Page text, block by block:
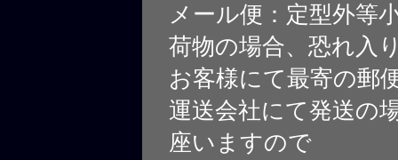
メール便：定型外等
荷物の場合、恐れ入
お客様にて最寄の郵
運送会社にて発送の
座いますので